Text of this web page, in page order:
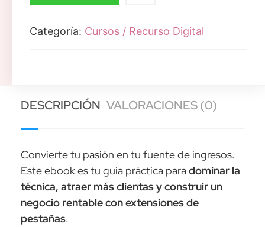
Categoría: Cursos / Recurso Digital
DESCRIPCIÓN VALORACIONES (0)
Convierte tu pasión en tu fuente de ingresos.
Este ebook es tu guía práctica paradominar la
técnica, atraer más clientas y construir un
negocio rentable con extensiones de
pestañas.